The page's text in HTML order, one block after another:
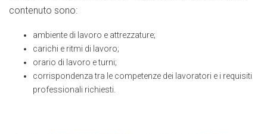
contenuto sono:
ambiente di lavoro e attrezzature;
carichi e ritmi di lavoro;
orario di lavoro e turni;
corrispondenza tra le competenze dei lavoratori e i requisiti
professionali richiesti.